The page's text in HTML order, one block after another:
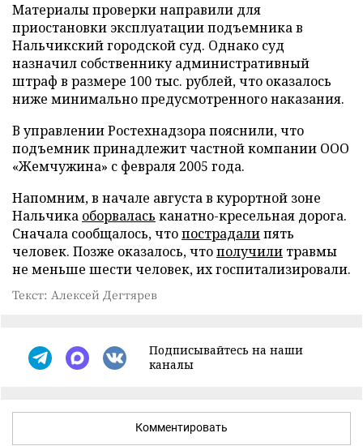
Материалы проверки направили для
приостановки эксплуатации подъемника в
Нальчикский городской суд. Однако суд
назначил собственнику административный
штраф в размере 100 тыс. рублей, что оказалось
ниже минимально предусмотренного наказания.
В управлении Ростехнадзора пояснили, что
подъемник принадлежит частной компании ООО
«Жемчужина» с февраля 2005 года.
Напомним, в начале августа в курортной зоне
Нальчика оборвалась канатно-кресельная дорога.
Сначала сообщалось, чтопострадалипять
человек. Позже оказалось, чтополучили травмы
не меньше шести человек, их госпитализировали.
Текст: Алексей Дегтярев
Подписывайтесь на наши
каналы
Комментировать